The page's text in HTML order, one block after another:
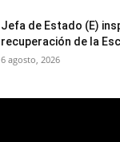
Jefa de Estado (E)
recuperación de la
6 agosto, 2026